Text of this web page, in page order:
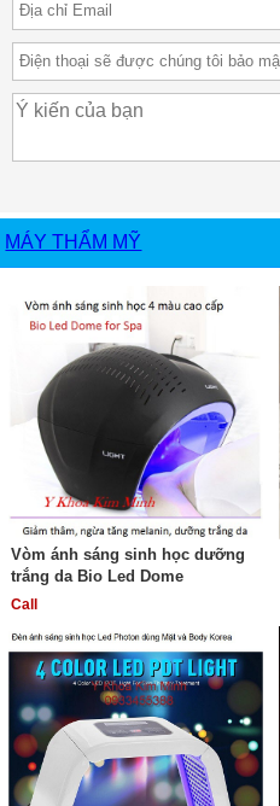
MÁY THẨM MỸ
Vòm ánh sáng sinh học dưỡng
trắng da Bio Led Dome
Call